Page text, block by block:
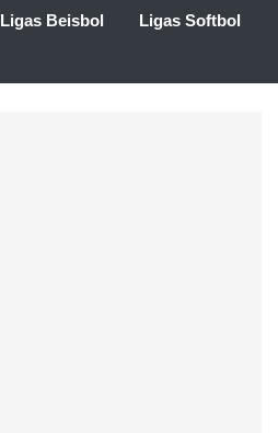
Ligas Beisbol Ligas Softbol